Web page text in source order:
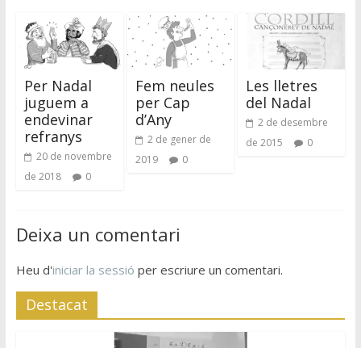
Per Nadal
juguem a
endevinar
refranys
20 de novembre
de 2018
0
Fem neules
per Cap
d’Any
2 de gener de
2019
0
Les lletres
del Nadal
2 de desembre
de 2015
0
Deixa un comentari
Heu d'iniciar la sessió per escriure un comentari.
Destacat